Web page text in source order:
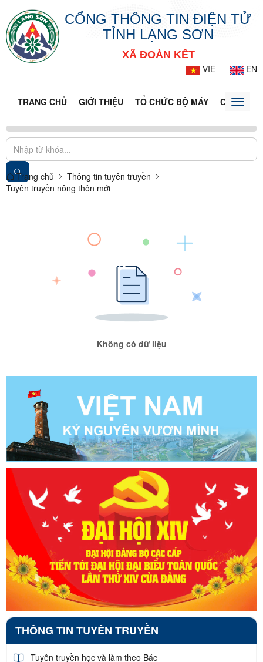
CỔNG THÔNG TIN ĐIỆN TỬ
TỈNH LẠNG SƠN
XÃ ĐOÀN KẾT
VIE
EN
TRANG CHỦ GIỚI THIỆU TỔ CHỨC BỘ MÁY CỔNGToggle
Trang chủ
Thông tin tuyên truyền
Tuyên truyền nông thôn mới
Không có dữ liệu
THÔNG TIN TUYÊN TRUYỀN
Tuyên truyền học và làm theo Bác